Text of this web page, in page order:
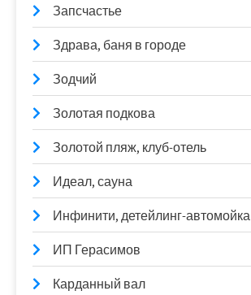
Запсчастье
Здрава, баня в городе
Зодчий
Золотая подкова
Золотой пляж, клуб-отель
Идеал, сауна
Инфинити, детейлинг-автомойка
ИП Герасимов
Карданный вал